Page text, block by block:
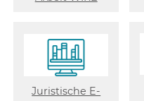
Juristische E-